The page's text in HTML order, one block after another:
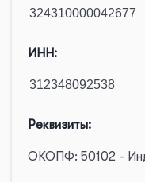
ИНН:
Реквизиты:
ОКОПФ: 50102 -